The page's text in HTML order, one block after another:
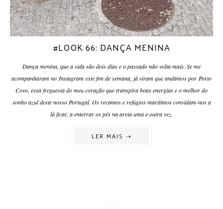
#LOOK 66: DANÇA MENINA
Dança menina, que a vida são dois dias e o passado não volta mais. Se me
acompanharam no Instagram este fim de semana, já viram que andámos por Porto
Covo, essa freguesia do meu coração que transpira boas energias e o melhor do
sonho azul deste nosso Portugal. Os recantos e refúgios marítimos convidam-nos a
lá ficar, a enterrar os pés na areia uma e outra vez,
LER MAIS ➝